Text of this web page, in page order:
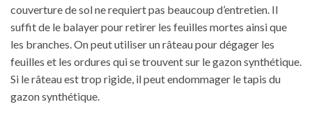
couverture de sol ne requiert pas beaucoup d’entretien. Il
suffit de le balayer pour retirer les feuilles mortes ainsi que
les branches. On peut utiliser un râteau pour dégager les
feuilles et les ordures qui se trouvent sur le gazon synthétique.
Si le râteau est trop rigide, il peut endommager le tapis du
gazon synthétique.